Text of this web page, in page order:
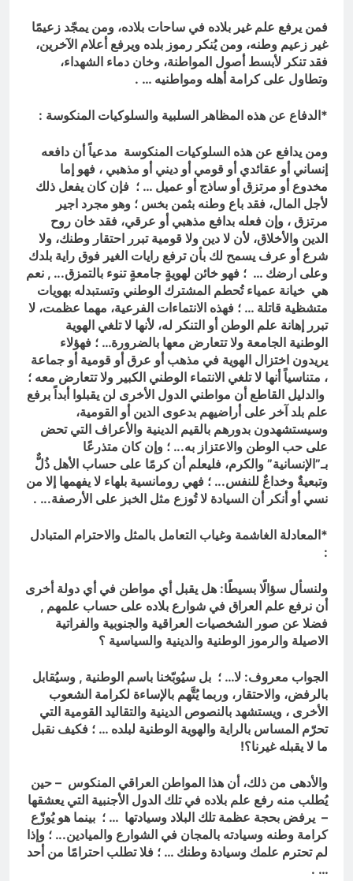
فمن يرفع علم غير بلاده في ساحات بلاده، ومن يمجّد زعيمًا
غير زعيم وطنه، ومن يُنكر رموز بلده ويرفع أعلام الآخرين،
فقد تنكر لأبسط أصول المواطنة، وخان دماء الشهداء،
وتطاول على كرامة أهله ومواطنيه … .
*الدفاع عن هذه المظاهر السلبية والسلوكيات المنكوسة :
ومن يدافع عن هذه السلوكيات المنكوسة مدعياً أن دافعه
إنساني أو عقائدي أو قومي أو ديني أو مذهبي ، فهو إما
مخدوع أو مرتزق أو ساذج أو عميل … ؛ فإن كان يفعل ذلك
لأجل المال، فقد باع وطنه بثمن بخس ؛ وهو مجرد اجير
مرتزق ، وإن فعله بدافع مذهبي أو عرقي، فقد خان روح
الدين والأخلاق، لأن لا دين ولا قومية تبرر احتقار وطنك، ولا
شرع أو عرف يسمح لك بأن ترفع رايات الغير فوق راية بلدك
وعلى ارضك … ؛ فهو خائن لهويةٍ جامعةٍ تنوء بالتمزق... , نعم
هي خيانة عمياء تُحطم المشترك الوطني وتستبدله بهويات
متشظية قاتلة … ؛ فهذه الانتماءات الفرعية، مهما عظمت، لا
تبرر إهانة علم الوطن أو التنكر له، لأنها لا تلغي الهوية
الوطنية الجامعة ولا تتعارض معها بالضرورة… ؛ فهؤلاء
يريدون اختزال الهوية في مذهب أو عرق أو قومية أو جماعة
، متناسياً أنها لا تلغي الانتماء الوطني الكبير ولا تتعارض معه ؛
والدليل القاطع أن مواطني الدول الأخرى لن يقبلوا أبداً برفع
علم بلد آخر على أراضيهم بدعوى الدين أو القومية،
وسيستشهدون بدورهم بالقيم الدينية والأعراف التي تحض
على حب الوطن والاعتزاز به... ؛ وإن كان متذرعًا
بـ”الإنسانية” والكرم، فليعلم أن كرمًا على حساب الأهل ذُلٌّ
وتبعيةٌ وخداعٌ للنفس... ؛ فهي رومانسية بلهاء لا يفهمها إلا من
نسي أو أنكر أن السيادة لا تُوزع مثل الخبز على الأرصفة... .
*المعادلة الغاشمة وغياب التعامل بالمثل والاحترام المتبادل
:
ولنسأل سؤالًا بسيطًا: هل يقبل أي مواطن في أي دولة أخرى
أن نرفع علم العراق في شوارع بلاده على حساب علمهم ,
فضلا عن صور الشخصيات العراقية والجنوبية والفراتية
الاصيلة والرموز الوطنية والدينية والسياسية ؟
الجواب معروف: لا… ؛ بل سيُوبّخنا باسم الوطنية , وسيُقابل
بالرفض، والاحتقار، وربما يُتَّهم بالإساءة لكرامة الشعوب
الأخرى ، ويستشهد بالنصوص الدينية والتقاليد القومية التي
تحرّم المساس بالراية والهوية الوطنية لبلده … ؛ فكيف نقبل
ما لا يقبله غيرنا؟!
والأدهى من ذلك، أن هذا المواطن العراقي المنكوس – حين
يُطلب منه رفع علم بلاده في تلك الدول الأجنبية التي يعشقها
– يرفض بحجة عظمة تلك البلاد وسيادتها … ؛ بينما هو يُوزّع
كرامة وطنه وسيادته بالمجان في الشوارع والميادين... ؛ وإذا
لم تحترم علمك وسيادة وطنك … ؛ فلا تطلب احترامًا من أحد
… .